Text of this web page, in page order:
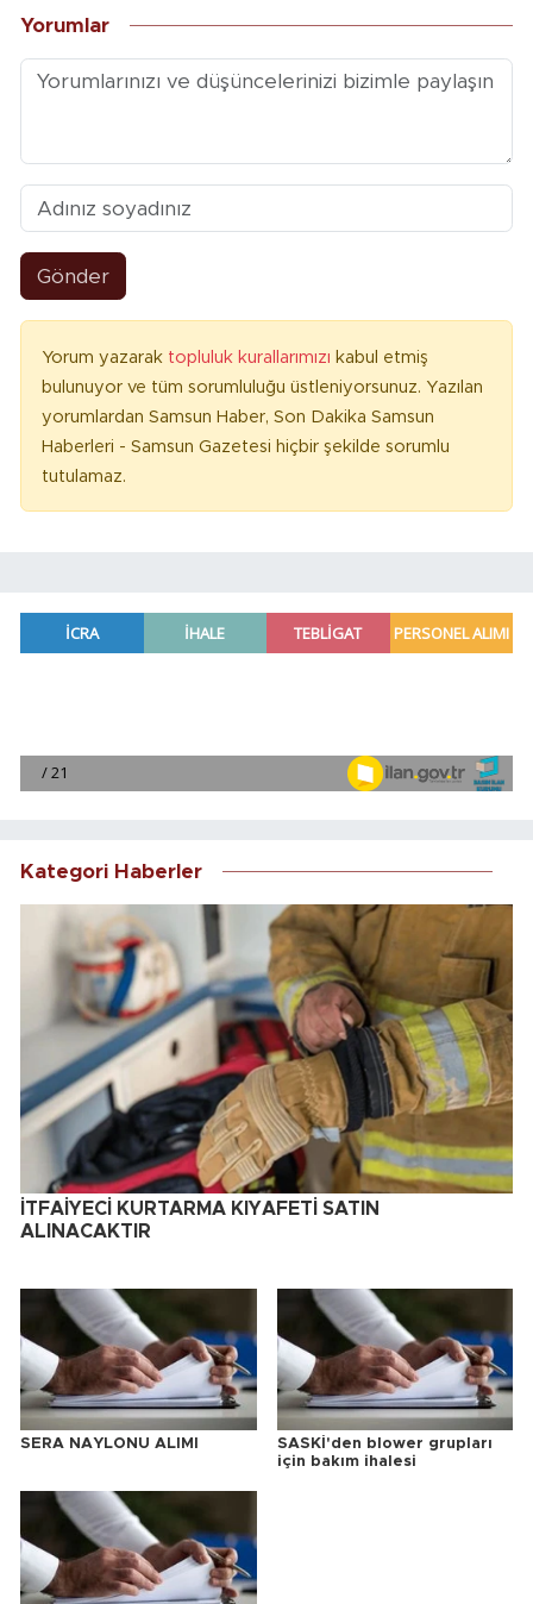
Yorumlar
Gönder
Yorum yazarak topluluk kurallarımızı kabul etmiş
bulunuyor ve tüm sorumluluğu üstleniyorsunuz. Yazılan
yorumlardan Samsun Haber, Son Dakika Samsun
Haberleri - Samsun Gazetesi hiçbir şekilde sorumlu
tutulamaz.
Kategori Haberler
İTFAİYECİ KURTARMA KIYAFETİ SATIN
ALINACAKTIR
SERA NAYLONU ALIMI
SASKİ'den blower grupları
için bakım ihalesi